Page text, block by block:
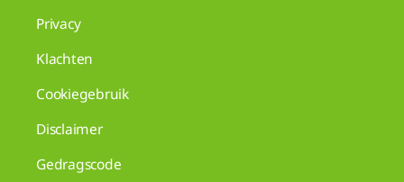
Privacy
Klachten
Cookiegebruik
Disclaimer
Gedragscode